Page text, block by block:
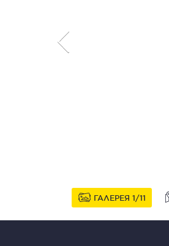
ГАЛЕРЕЯ 1 11